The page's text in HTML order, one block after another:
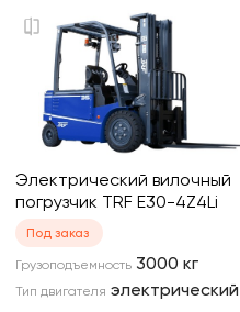
Электрический вилочный
погрузчик TRF E30-4Z4Li
Под заказ
Грузоподъемность 3000 кг
Тип двигателя электрический